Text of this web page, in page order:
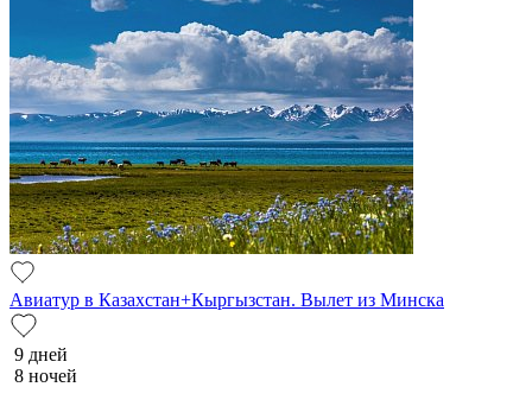
Авиатур в Казахстан+Кыргызстан. Вылет из Минска
9 дней
8 ночей